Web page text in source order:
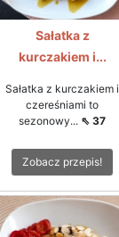
Sałatka z
kurczakiem i...
Sałatka z kurczakiem i
czereśniami to
sezonowy... ⇖ 37
Zobacz przepis!